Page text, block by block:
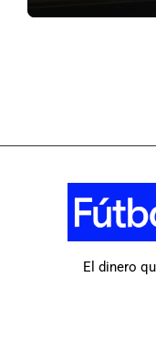
El dinero